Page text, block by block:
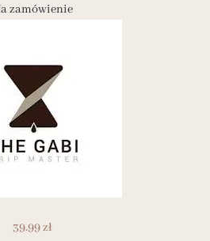
zamówienie
39.99zł